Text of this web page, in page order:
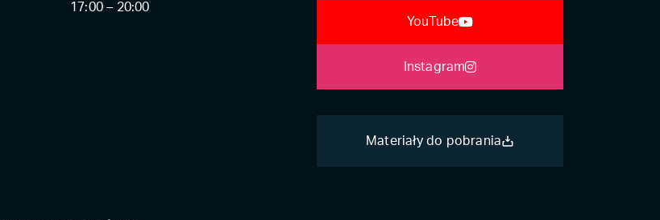
17:00 – 20:00
YouTube
Instagram
Materiały do pobrania